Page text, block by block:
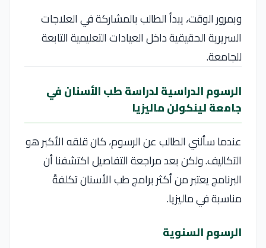
وبمرور الوقت، يبدأ الطالب بالمشاركة في العلاجات
السريرية الحقيقية داخل العيادات التعليمية التابعة
للجامعة.
الرسوم الدراسية لدراسة طب الأسنان في
جامعة لينكولن ماليزيا
عندما سألني الطالب عن الرسوم، كان قلقه الأكبر هو
التكاليف. ولكن بعد مراجعة التفاصيل اكتشفنا أن
البرنامج يعتبر من أكثر برامج طب الأسنان تكلفةً
مناسبة في ماليزيا.
الرسوم السنوية